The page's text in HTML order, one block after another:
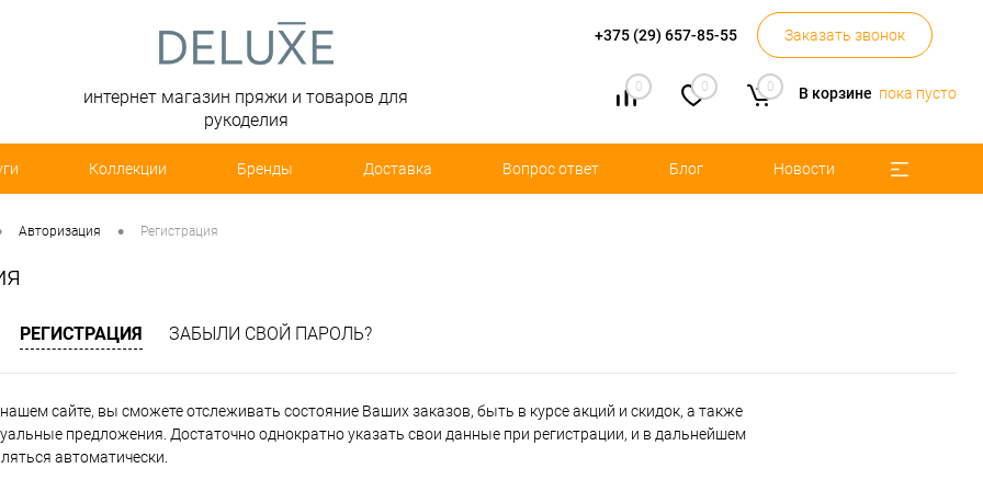
+375 (29) 657-85-55 Заказать звонок
0 0 0 В корзине пока пусто
интернет магазин пряжи и товаров для
рукоделия
Коллекции Бренды Доставка Вопрос ответ Блог Новости
Авторизация • Регистрация
РЕГИСТРАЦИЯ ЗАБЫЛИ СВОЙ ПАРОЛЬ?
сайте, вы сможете отслеживать состояние Ваших заказов, быть в курсе акций и скидок, а также
предложения. Достаточно однократно указать свои данные при регистрации, и в дальнейшем
автоматически.